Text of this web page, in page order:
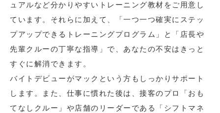
ュアルなど分かりやすいトレーニング教材をご用意し
ています。それらに加えて、「一つ一つ確実にステッ
プアップできるトレーニングプログラム」と「店長や
先輩クルーの丁寧な指導」で、あなたの不安はきっと
すぐに解消できます。
バイトデビューがマックという方もしっかりサポート
します。また、仕事に慣れた後は、接客のプロ「おも
てなしクルー」や店舗のリーダーである「シフトマネ